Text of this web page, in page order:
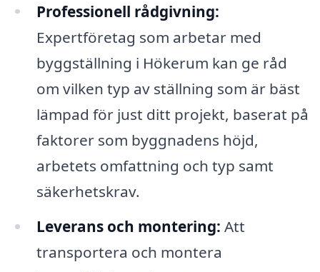
Professionell rådgivning:
Expertföretag som arbetar med
byggställning i Hökerum kan ge råd
om vilken typ av ställning som är bäst
lämpad för just ditt projekt, baserat på
faktorer som byggnadens höjd,
arbetets omfattning och typ samt
säkerhetskrav.
Leverans och montering: Att
transportera och montera